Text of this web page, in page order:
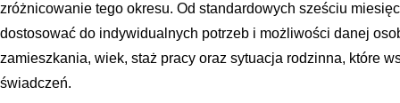
zróżnicowanie tego okresu. Od standardowych sześciu
dostosować do indywidualnych potrzeb i możliwości danej
zamieszkania, wiek, staż pracy oraz sytuacja rodzinna, które
świadczeń.